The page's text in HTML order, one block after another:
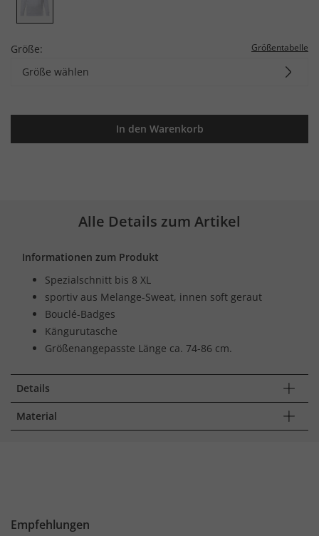
Größe: Größentabelle
Größe wählen
In den Warenkorb
Alle Details zum Artikel
Informationen zum Produkt
Spezialschnitt bis 8 XL
sportiv aus Melange-Sweat, innen soft geraut
Bouclé-Badges
Kängurutasche
Größenangepasste Länge ca. 74-86 cm.
Details
Material
Empfehlungen